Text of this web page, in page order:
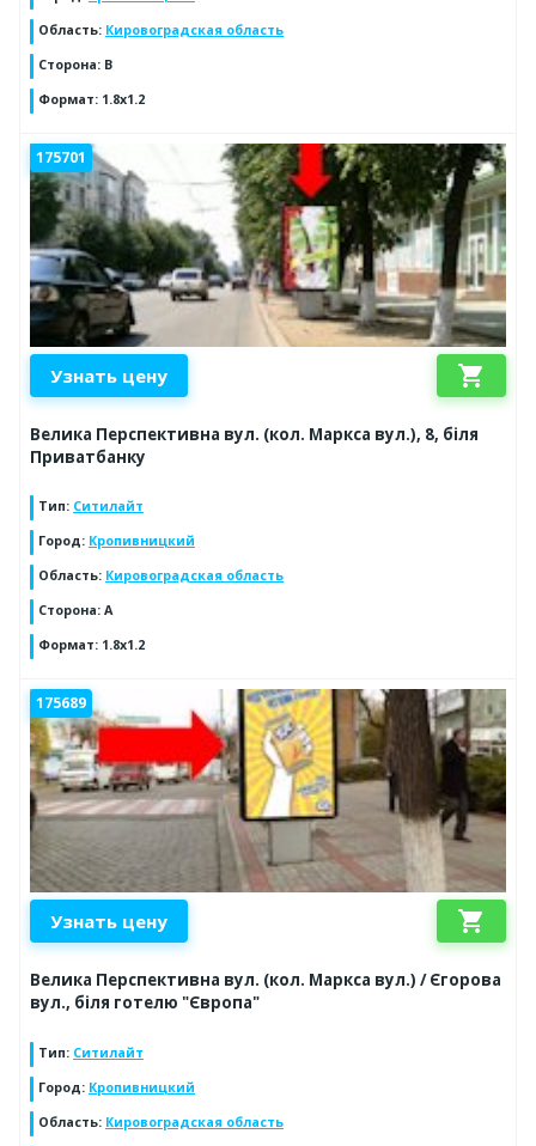
Область: Кировоградская область
Сторона: B
Формат: 1.8x1.2
175701
Узнать цену shopping_cart
Велика Перспективна вул. (кол. Маркса вул.), 8, біля
Приватбанку
Тип: Ситилайт
Город: Кропивницкий
Область: Кировоградская область
Сторона: A
Формат: 1.8x1.2
175689
Узнать цену shopping_cart
Велика Перспективна вул. (кол. Маркса вул.) / Єгорова
вул., біля готелю "Європа"
Тип: Ситилайт
Город: Кропивницкий
Область: Кировоградская область